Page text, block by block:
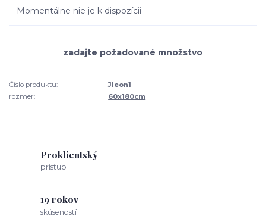
Momentálne nie je k dispozícii
Číslo produktu:
Jleon1
rozmer:
60x180cm
Proklientský
prístup
19 rokov
skúseností